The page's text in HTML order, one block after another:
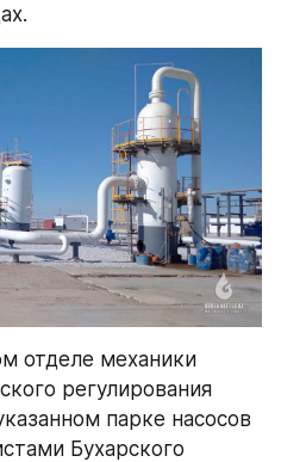
отделе механики
регулирования
парке насосов
Бухарского